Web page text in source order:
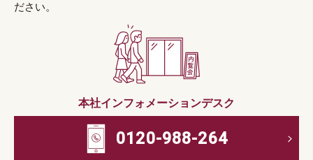
ださい。
本社インフォメーションデスク
0120-988-264